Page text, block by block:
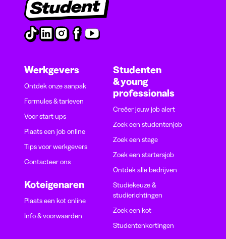
Werkgevers
Ontdek onze aanpak
Formules & tarieven
Voor start-ups
Plaats een job online
Tips voor werkgevers
Contacteer ons
Koteigenaren
Plaats een kot online
Info & voorwaarden
Studenten
& young
professionals
Creëer jouw job alert
Zoek een studentenjob
Zoek een stage
Zoek een startersjob
Ontdek alle bedrijven
Studiekeuze &
studierichtingen
Zoek een kot
Studentenkortingen